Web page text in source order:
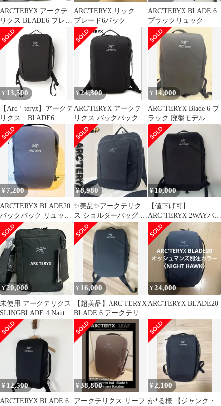
ARC'TERYX アークテ
リクス BLADE6 ブレー
ド6黒
ARC'TERYX リック
ブレード6バック
ARC'TERYX BLADE 6
ブラックリュック
¥ 13,500
【Arc＇teryx】アークテ
リクス BLADE6 バ
ックパック リュック
¥24,300
ARC'TERYX アークテ
リクス バックパック
BLADE 6 廃盤品 新品
¥ 14,000
ARC’TERYX Blade 6 ブ
ラック 廃盤モデル
¥ 7,200
ARC'TERYX BLADE20
バックパック リュッ
ク アークテリクス
¥8,980
✨美品✨アークテリク
ス ショルダーバッグ ス
リングブレード4
¥10,000
【値下げ可】
ARC’TERYX 2WAYバッ
クパックBLADE6
¥20,000
未使用 アークテリクス
SLINGBLADE 4 Nautic
Grey
¥ 16,000
【超美品】ARC'TERYX
BLADE 6 アークテリク
ス ブレード6
¥24,000
ARC'TERYX BLADE20
¥ 12,500
ARC'TERYX BLADE 6
¥38,800
アークテリクス リーフ
¥2,100
か*る様 【ジャンク・